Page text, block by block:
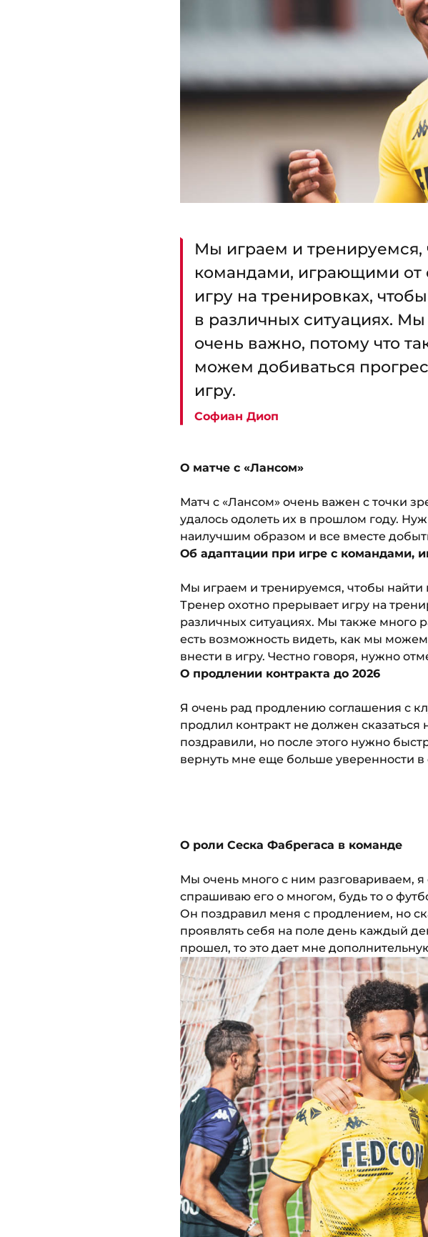
Мы играем и тренируемся,
командами, играющими от
игру на тренировках,
в различных ситуациях.
очень важно, потому что
можем добиваться
игру.
Софиан Диоп
О матче с «Лансом»
Матч с «Лансом» очень важен с точки
удалось одолеть их в прошлом году.
наилучшим образом и все вместе
Об адаптации при игре с командами,
Мы играем и тренируемся, чтобы найти
Тренер охотно прерывает игру на
различных ситуациях. Мы также много
есть возможность видеть, как мы
внести в игру. Честно говоря, нужно
О продлении контракта до 2026
Я очень рад продлению соглашения с
продлил контракт не должен
поздравили, но после этого нужно
вернуть мне еще больше уверенности в
О роли Сеска Фабрегаса в команде
Мы очень много с ним разговариваем,
спрашиваю его о многом, будь то о
Он поздравил меня с продлением, но
проявлять себя на поле день каждый
прошел, то это дает мне